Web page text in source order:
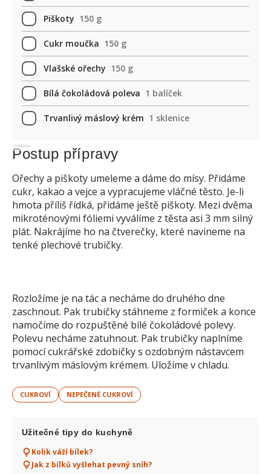
Piškoty 150 g
Cukr moučka 150 g
Vlašské ořechy 150 g
Bílá čokoládová poleva 1 balíček
Trvanlivý máslový krém 1 sklenice
Reklama
Postup přípravy
Ořechy a piškoty umeleme a dáme do mísy. Přidáme
cukr, kakao a vejce a vypracujeme vláčné těsto. Je-li
hmota příliš řídká, přidáme ještě piškoty. Mezi dvěma
mikroténovými fóliemi vyválíme z těsta asi 3 mm silný
plát. Nakrájíme ho na čtverečky, které navineme na
tenké plechové trubičky.
Rozložíme je na tác a necháme do druhého dne
zaschnout. Pak trubičky stáhneme z formiček a konce
namočíme do rozpuštěné bílé čokoládové polevy.
Polevu necháme zatuhnout. Pak trubičky naplníme
pomocí cukrářské zdobičky s ozdobným nástavcem
trvanlivým máslovým krémem. Uložíme v chladu.
CUKROVÍ NEPEČENÉ CUKROVÍ
Užitečné tipy do kuchyně
Kolik váží bílek?
Jak z bílků vyšlehat pevný sníh?